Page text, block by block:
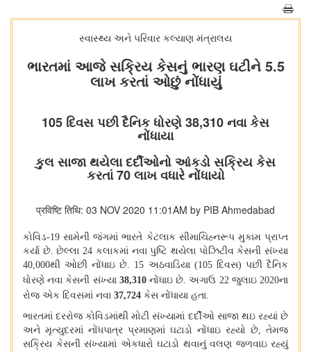
સ્વાસ્થ્ય અને પરિવાર કલ્યાણ મંત્રાલય
ભારતમાં આજે સક્રિય કેસનું ભારણ ઘટીને 5.5
લાખ કરતાં ઓછું નોંધાયું
105 દિવસ પછી દૈનિક ધોરણે 38,310 નવા કેસ
નોંધાયા
કુલ સાજા થયેલા દર્દીઓનો આંકડો સક્રિય કેસ
કરતાં 70 લાખ વધારે નોંધાયો
प्रविष्टि तिथि: 03 NOV 2020 11:01AM by PIB Ahmedabad
કોવિડ-19સામેની જંગમાં ભારતે કેટલાક સીમાચિહ્નરૂપ મુકામ પ્રાપ્ત
કર્યા છે.છેલ્લા24 કલાકમાં નવા પુષ્ટિ થયેલા પોઝિટીવ કેસની સંખ્યા
40,000થી ઓછી નોંધાઇ છે. 15 અઠવાડિયા (105 દિવસ) પછી દૈનિક
ધોરણે નવા કેસની સંખ્યા 38,310 નોંધાઇ છે.અગાઉ 22 જુલાઇ2020ના
રોજ એક દિવસમાં નવા 37,724 કેસ નોંધાયા હતા.
ભારતમાં દરરોજ કોવિડમાંથી મોટી સંખ્યામાં દર્દીઓ સાજા થઇ રહ્યાં છે
અને મૃત્યુદરમાં નોંધપાત્ર પ્રમાણમાં ઘટાડો નોંધાઇ રહ્યો છે, તેમજ
સક્રિય કેસની સંખ્યામાં એકધારો ઘટાડો થવાનું વલણ જળવાઇ રહ્યું